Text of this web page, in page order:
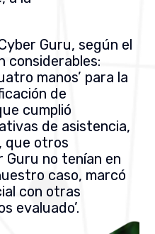
Guru, según el
considerables:
manos’ para la
de
cumplió
de asistencia,
que otros
Guru no tenían en
caso, marcó
con otras
evaluado’.